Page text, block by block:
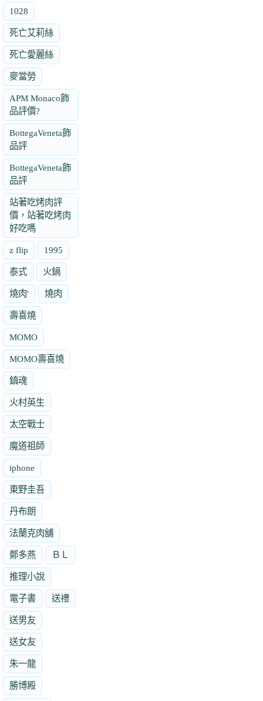
1028
死亡艾莉絲
死亡愛麗絲
麥當勞
APM Monaco飾
品評價?
BottegaVeneta飾
品評
BottegaVeneta飾
品評
站著吃烤肉評
價，站著吃烤肉
好吃嗎
z flip 1995
泰式 火鍋
燒肉' 燒肉
壽喜燒
MOMO
MOMO壽喜燒
鎮魂
火村英生
太空戰士
魔道祖師
iphone
東野圭吾
丹布朗
法蘭克肉舖
鄭多燕 ＢＬ
推理小說
電子書 送禮
送男友
送女友
朱一龍
勝博殿